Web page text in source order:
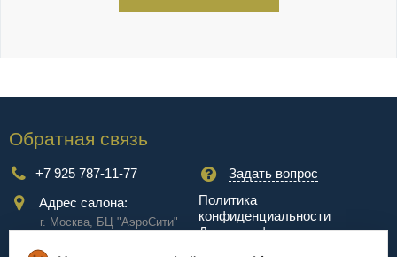
Обратная связь
+7 925 787-11-77
Задать вопрос
Адрес салона:
г. Москва, БЦ "АэроCити"
Куркинское ш., стр.2, 17
этаж
Политика
конфиденциальности
Договор-оферта